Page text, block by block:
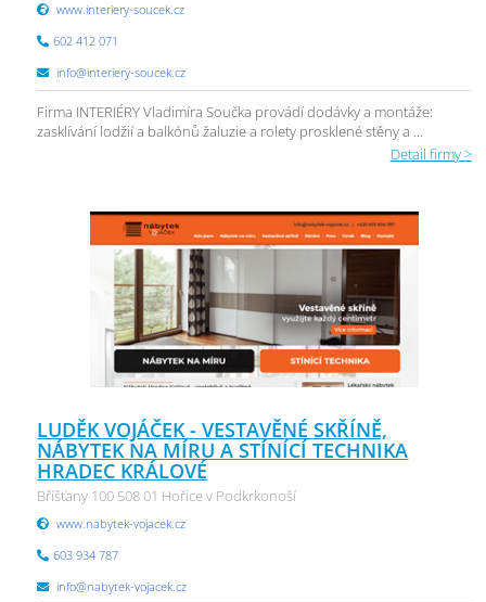
www.interiery-soucek.cz
602 412 071
info@interiery-soucek.cz
Firma INTERIÉRY Vladimíra Součka provádí dodávky a montáže:
zasklívání lodžií a balkónů žaluzie a rolety prosklené stěny a ...
Detail firmy >
LUDĚK VOJÁČEK - VESTAVĚNÉ SKŘÍNĚ,
NÁBYTEK NA MÍRU A STÍNÍCÍ TECHNIKA
HRADEC KRÁLOVÉ
Bříšťany 100 508 01 Hořice v Podkrkonoší
www.nabytek-vojacek.cz
603 934 787
info@nabytek-vojacek.cz